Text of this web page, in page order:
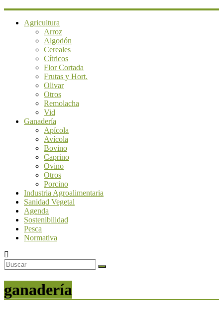
Agricultura
Arroz
Algodón
Cereales
Cítricos
Flor Cortada
Frutas y Hort.
Olivar
Otros
Remolacha
Vid
Ganadería
Apícola
Avícola
Bovino
Caprino
Ovino
Otros
Porcino
Industria Agroalimentaria
Sanidad Vegetal
Agenda
Sostenibilidad
Pesca
Normativa
ganadería